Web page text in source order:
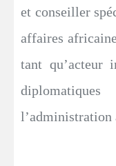
et conseiller
affaires
tant qu’acteur
l’administration